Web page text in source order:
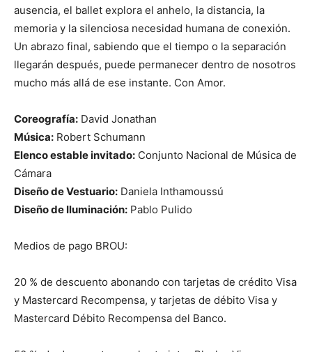
ausencia, el ballet explora el anhelo, la distancia, la
memoria y la silenciosa necesidad humana de conexión.
Un abrazo final, sabiendo que el tiempo o la separación
llegarán después, puede permanecer dentro de nosotros
mucho más allá de ese instante. Con Amor.
Coreografía: David Jonathan
Música: Robert Schumann
Elenco estable invitado: Conjunto Nacional de Música de
Cámara
Diseño de Vestuario: Daniela Inthamoussú
Diseño de Iluminación: Pablo Pulido
Medios de pago BROU:
20 % de descuento abonando con tarjetas de crédito Visa
y Mastercard Recompensa, y tarjetas de débito Visa y
Mastercard Débito Recompensa del Banco.